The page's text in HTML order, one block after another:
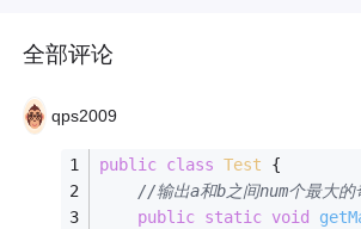
全部评论
qps2009
public class Test
{
//输出a和b之间num个最大的
public static void